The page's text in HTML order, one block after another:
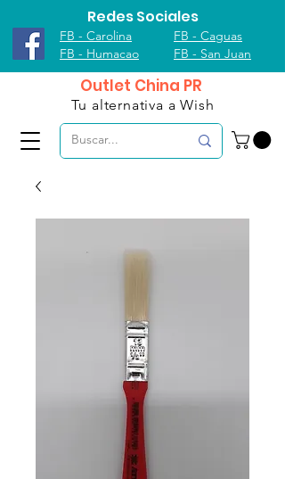
Redes Sociales
FB - Carolina
FB - Humacao
FB - Caguas
FB - San Juan
Outlet China PR
Tu alternativa a Wish